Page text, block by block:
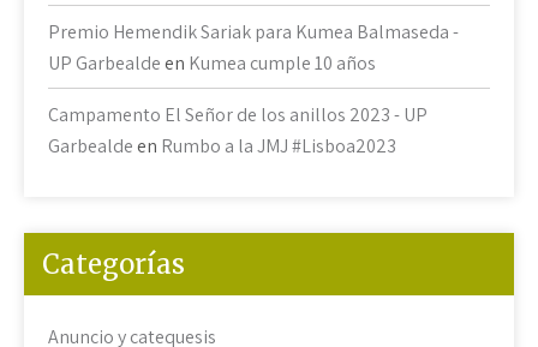
Premio Hemendik Sariak para Kumea Balmaseda -
UP Garbealdeen Kumea cumple 10 años
Campamento El Señor de los anillos 2023 - UP
Garbealdeen Rumbo a la JMJ #Lisboa2023
Categorías
Anuncio y catequesis